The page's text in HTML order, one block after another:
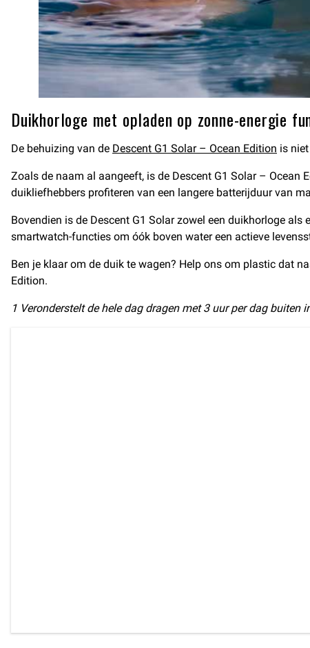
Duikhorloge met opladen op zonne-energie
De behuizing van de Descent G1 Solar – Ocean Edition is
Zoals de naam al aangeeft, is de Descent G1 Solar – Ocean
duikliefhebbers profiteren van een langere batterijduur van
Bovendien is de Descent G1 Solar zowel een duikhorloge
smartwatch-functies om óók boven water een actieve
Ben je klaar om de duik te wagen? Help ons om plastic dat
Edition.
1 Veronderstelt de hele dag dragen met 3 uur per dag buiten